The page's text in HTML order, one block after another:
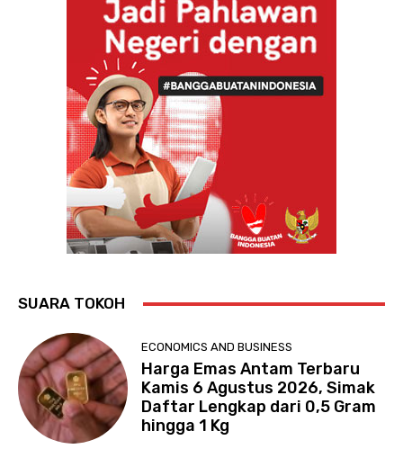
SUARA TOKOH
ECONOMICS AND BUSINESS
Harga Emas Antam Terbaru
Kamis 6 Agustus 2026, Simak
Daftar Lengkap dari 0,5 Gram
hingga 1 Kg